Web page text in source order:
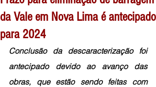
da Vale em Nova Lima é antecipado
para 2024
Conclusão da descaracterização foi
antecipado devido ao avanço das
obras, que estão sendo feitas com